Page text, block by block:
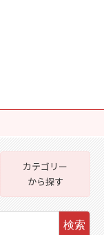
カテゴリー
から探す
検索